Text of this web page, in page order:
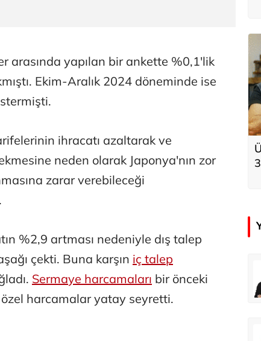
arasında yapılan bir ankette %0,1'lik
Ekim-Aralık 2024 döneminde ise
ihracatı azaltarak ve
neden olarak Japonya'nın zor
zarar verebileceği
%2,9 artması nedeniyle dış talep
çekti. Buna karşın iç talep
Sermaye harcamaları bir önceki
harcamalar yatay seyretti.
Futbol Federasyonu İzmirspor’u dinler mi?
Tunca Bengin
MİT’den CIA’ye de mesaj...